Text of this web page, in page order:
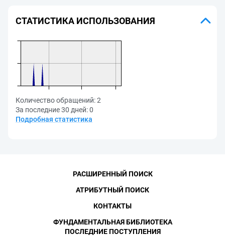
СТАТИСТИКА ИСПОЛЬЗОВАНИЯ
Количество обращений:2
За последние 30 дней:0
Подробная статистика
РАСШИРЕННЫЙ ПОИСК
АТРИБУТНЫЙ ПОИСК
КОНТАКТЫ
ФУНДАМЕНТАЛЬНАЯ БИБЛИОТЕКА
ПОСЛЕДНИЕ ПОСТУПЛЕНИЯ